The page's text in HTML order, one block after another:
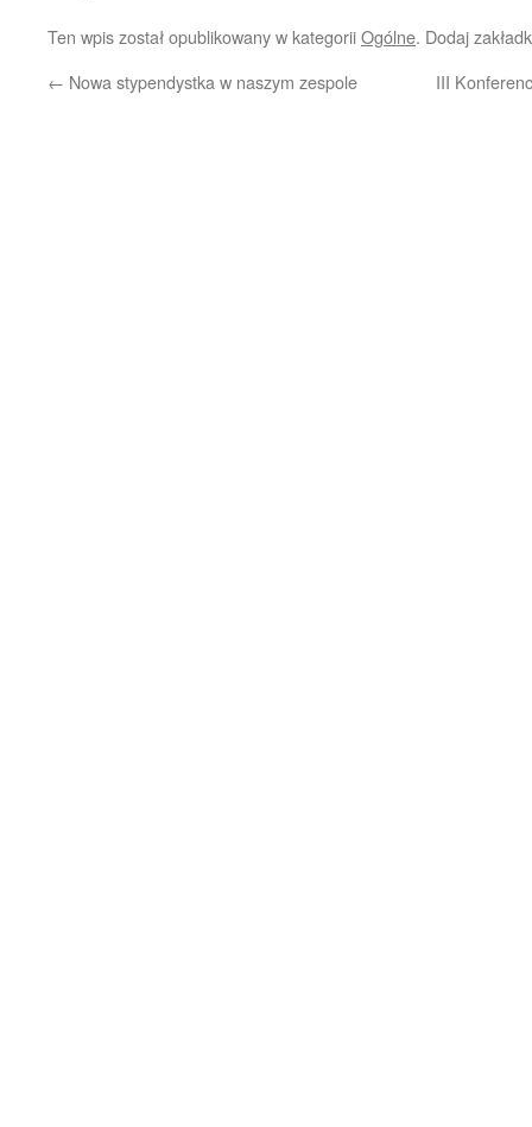
Ten wpis został opublikowany w kategoriiOgólne. Dodaj
← Nowa stypendystka w naszym zespole III